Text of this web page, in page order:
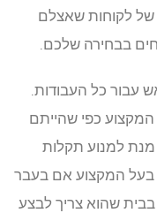
של לקוחות שאצלם
בבחירה שלכם.
עבור כל העבודות.
כפי שהייתם
מנת למנוע תקלות
בעל המקצוע אם בעבר
בבית שהוא צריך לבצע